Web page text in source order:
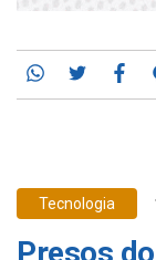
Whatsapp
Twitter
Tecnologia
Presos